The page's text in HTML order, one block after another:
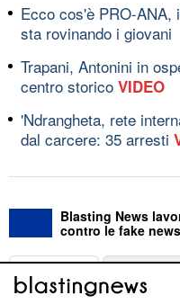
Ecco cos'è PRO-ANA,
sta rovinando i giovani
Trapani, Antonini in
centro storico VIDEO
'Ndrangheta, rete
dal carcere: 35 arresti
Blasting News
contro le fake news
ABOUT